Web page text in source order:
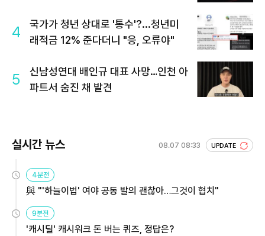
4
국가가 청년 상대로 '통수'?...청년미
래적금 12% 준다더니 "응, 오류야"
5
신남성연대 배인규 대표 사망…인천 아
파트서 숨진 채 발견
실시간 뉴스 08.07 08:33 UPDATE
4분전
與 "'하늘이법' 여야 공동 발의 괜찮아…그것이 협치"
9분전
'캐시딜' 캐시워크 돈 버는 퀴즈, 정답은?